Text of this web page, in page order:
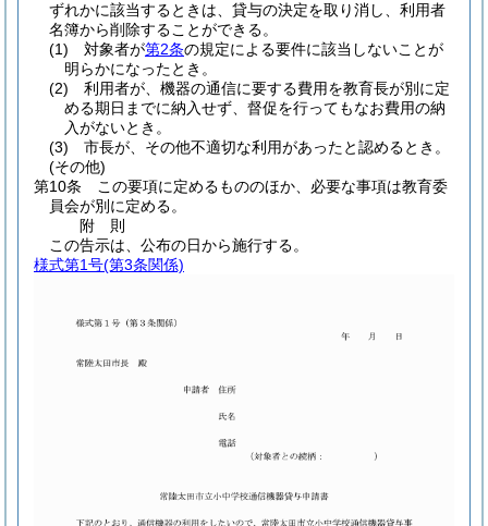
ずれかに該当するときは、貸与の決定を取り消し、利用者
名簿から削除することができる。
(1)
対象者が第2条の規定による要件に該当しないことが
明らかになったとき。
(2)
利用者が、機器の通信に要する費用を教育長が別に定
める期日までに納入せず、督促を行ってもなお費用の納
入がないとき。
(3)
市長が、その他不適切な利用があったと認めるとき。
(その他)
第10条
この要項に定めるもののほか、必要な事項は教育委
員会が別に定める。
附 則
この告示は、公布の日から施行する。
様式第1号(第3条関係)